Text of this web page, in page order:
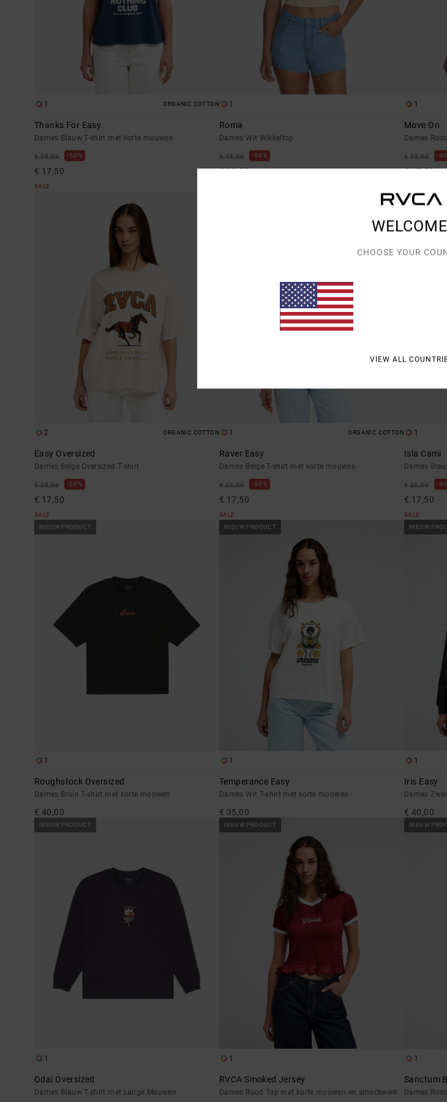
1 ORGANIC COTTON
Thanks For Easy
Dames Blauw T-shirt met korte mouwen
€ 35,00 50%
€ 17,50
SALE
1
Roma
Dames Wit Wikkeltop
€ 45,00 50%
€ 22,50
1
Move On
Dames
€ 35,00
€ 17,50
2 ORGANIC COTTON
Easy Oversized
Dames Beige Oversized T-shirt
€ 35,00 50%
€ 17,50
SALE
1 ORGANIC COTTON
Raver Easy
Dames Beige T-shirt met korte mouwen
€ 35,00 50%
€ 17,50
SALE
1
Isla Cami
Dames
€ 35,00
€ 17,50
SALE
NIEUW PRODUCT
1
Roughstock Oversized
Dames Bruin T-shirt met korte mouwen
€ 40,00
NIEUW PRODUCT
1
Temperance Easy
Dames Wit T-shirt met korte mouwen
€ 35,00
NIEUW
1
Iris Easy
Dames
€ 40,00
NIEUW PRODUCT
1
Odai Oversized
Dames Blauw T-shirt met Lange Mouwen
NIEUW PRODUCT
1
RVCA Smoked Jersey
Dames Rood Top met korte mouwen en smockwerk
NIEUW
1
Sanctum
Dames
CHOOSE YOUR
VIEW ALL